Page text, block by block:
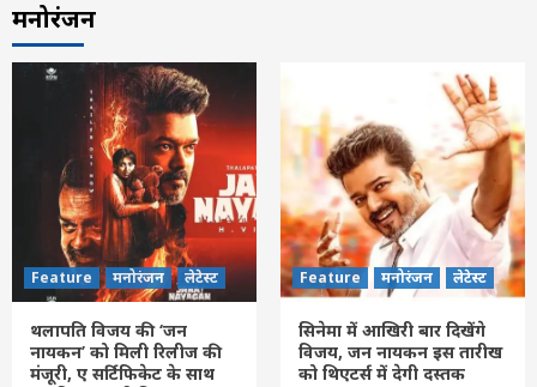
मनोरंजन
Feature मनोरंजन लेटेस्ट
थलापति विजय की ‘जन
नायकन’ को मिली रिलीज की
मंजूरी, ए सर्टिफिकेट के साथ
Feature मनोरंजन लेटेस्ट
सिनेमा में आखिरी बार दिखेंगे
विजय, जन नायकन इस तारीख
को थिएटर्स में देगी दस्तक